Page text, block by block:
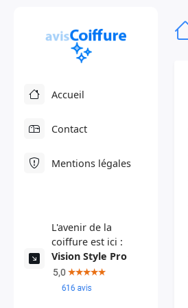
Accueil
Contact
Mentions légales
L'avenir de la
coiffure est ici :
Vision Style Pro